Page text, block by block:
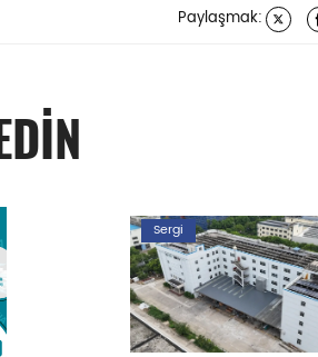
Paylaşmak:
Sergi